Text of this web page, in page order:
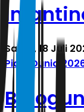
Sabtu, 18 Juli
Piala Dunia